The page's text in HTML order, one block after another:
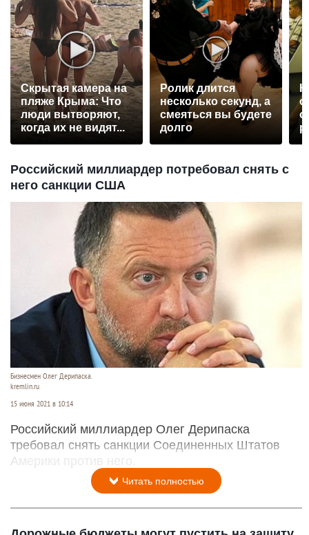
Скрытая камера на
пляже Крыма: Что
люди вытворяют,
когда их не видят...
Ролик длится
несколько секунд, а
смеяться вы будете
долго
Российский миллиардер потребовал снять с
него санкции США
Бизнесмен Олег Дерипаска.
kremlin.ru
15 июня 2021 в 10:14
Российский миллиардер Олег Дерипаска
требовал снять санкции Соединенных Штатов
Америки против него.
Читать полностью